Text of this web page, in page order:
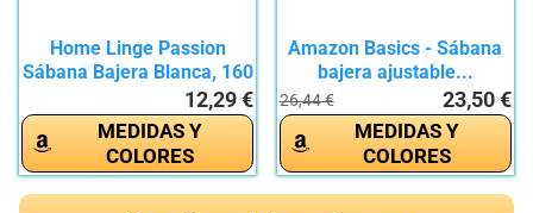
Home Linge Passion
Sábana Bajera Blanca, 160
12,29 €
MEDIDAS Y
COLORES
Amazon Basics - Sábana
bajera ajustable...
26,44 € 23,50 €
MEDIDAS Y
COLORES